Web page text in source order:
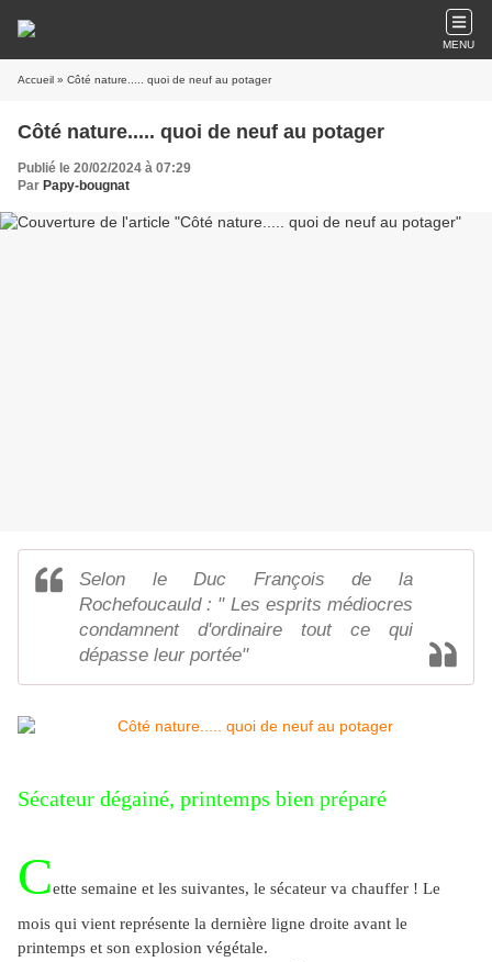
MENU
Accueil » Côté nature..... quoi de neuf au potager
Côté nature..... quoi de neuf au potager
Publié le 20/02/2024 à 07:29
Par Papy-bougnat
Selon le Duc François de la
Rochefoucauld : " Les esprits médiocres
condamnent d'ordinaire tout ce qui
dépasse leur portée"
Sécateur dégainé, printemps bien préparé
Cette semaine et les suivantes, le sécateur va chauffer ! Le
mois qui vient représente la dernière ligne droite avant le
printemps et son explosion végétale.